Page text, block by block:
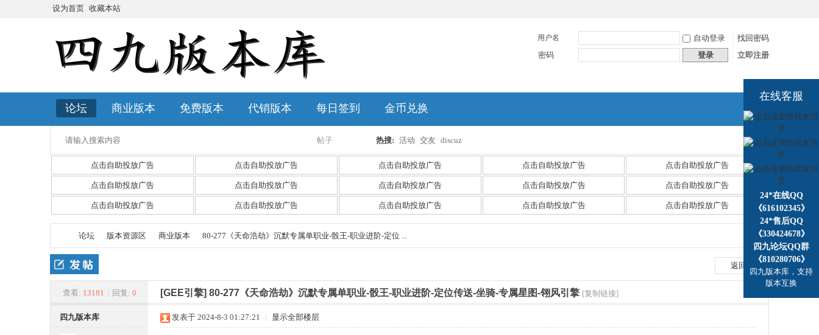
设为首页 收藏本站
用户名 自动登录
找回密码
密码
登录 立即注册
捷导
航
论坛 商业版本 免费版本 代销版本 每日签到 金币兑换
帖子
搜
热搜: 活动 交友 discuz
点击自助投放广告 点击自助投放广告 点击自助投放广告 点击自助投放广告 点击自助投放广告
点击自助投放广告 点击自助投放广告 点击自助投放广告 点击自助投放广告 点击自助投放广告
点击自助投放广告 点击自助投放广告 点击自助投放广告 点击自助投放广告 点击自助投放广告
»
论坛 版本资源区 商业版本
›
80-277《天命浩劫》沉默专属单职业-骰王-职业进阶-定位 ...
返回列表
查看: 13181 | 回复: 0 [GEE引擎] 80-277《天命浩劫》沉默专属单职业-骰王-职业进阶-定位传送-坐骑-专属星图-翎风引擎 [复制链接]
四九版本库 发表于 2024-8-3 01:27:21 | 显示全部楼层
在线客服
24*在线QQ
《616102345》
24*售后QQ
《330424678》
四九论坛QQ群
《810280706》
四九版本库，支持
版本互换